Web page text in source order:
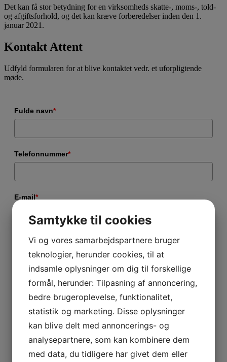
Det kan få stor betydning for en virksomheds skatte-, moms-, told-
og afgiftsforhold, og det kan kræve forberedelser inden den 1.
januar 2021.
Kontakt Attent
Udfyld formularen for at blive kontaktet vedr. et uforpligtende
møde.
Fulde navn*
Telefonnummer*
E-mail*
Virksomhed*
Hvad drejer din henvendelse sig om?*
Samtykke til cookies
Vi og vores samarbejdspartnere bruger
teknologier, herunder cookies, til at
indsamle oplysninger om dig til forskellige
formål, herunder: Tilpasning af annoncering,
bedre brugeroplevelse, funktionalitet,
statistik og marketing. Disse oplysninger
kan blive delt med annoncerings- og
analysepartnere, som kan kombinere dem
med data, du tidligere har givet dem eller